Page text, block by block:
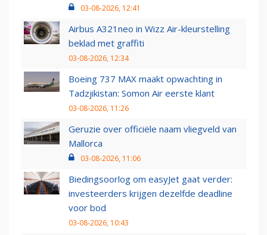
03-08-2026, 12:41
Airbus A321neo in Wizz Air-kleurstelling
beklad met graffiti
03-08-2026, 12:34
Boeing 737 MAX maakt opwachting in
Tadzjikistan: Somon Air eerste klant
03-08-2026, 11:26
Geruzie over officiële naam vliegveld van
Mallorca
03-08-2026, 11:06
Biedingsoorlog om easyJet gaat verder:
investeerders krijgen dezelfde deadline
voor bod
03-08-2026, 10:43